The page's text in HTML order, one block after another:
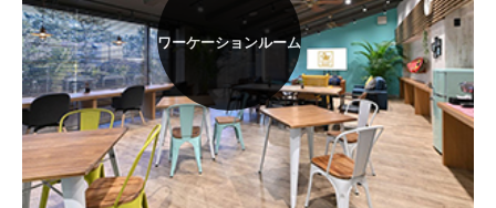
ワーケーションルーム